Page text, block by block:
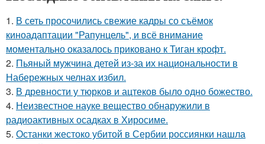
1. В сеть просочились свежие кадры со съёмок
киноадаптации "Рапунцель", и всё внимание
моментально оказалось приковано к Тиган крофт.
2. Пьяный мужчина детей из-за их национальности в
Набережных челнах избил.
3. В древности у тюрков и ацтеков было одно божество.
4. Неизвестное науке вещество обнаружили в
радиоактивных осадках в Хиросиме.
5. Останки жестоко убитой в Сербии россиянки нашла